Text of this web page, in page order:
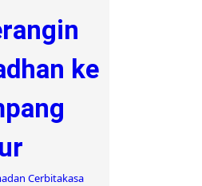
ke
Cerbitakasa